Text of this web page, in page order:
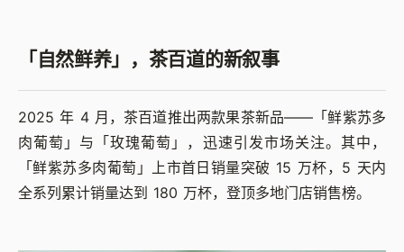
「自然鲜养」，茶百道的新叙事
2025 年 4 月，茶百道推出两款果茶新品——「鲜紫苏多
肉葡萄」与「玫瑰葡萄」，迅速引发市场关注。其中，
「鲜紫苏多肉葡萄」上市首日销量突破 15 万杯，5 天内
全系列累计销量达到 180 万杯，登顶多地门店销售榜。